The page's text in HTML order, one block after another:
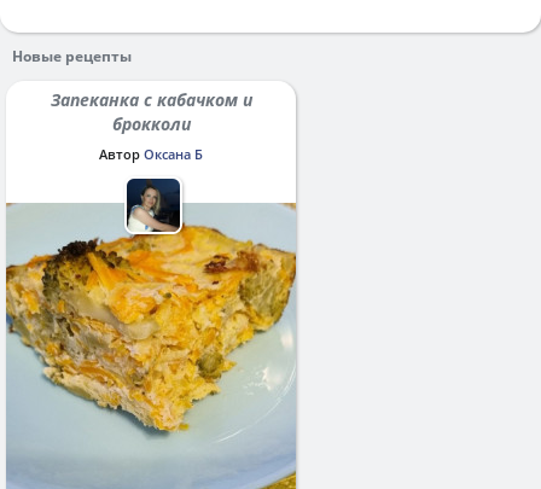
Новые рецепты
Запеканка с кабачком и
брокколи
Автор Оксана Б